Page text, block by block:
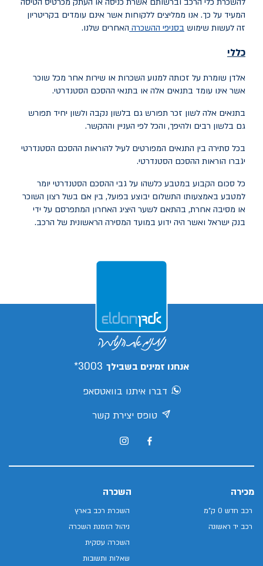
המעיד על כך. אנו ממליצים ללקוחות אשר אינם עומדים בקריטריון
זה לעשות שימוש בסניפי ההשכרה האחרים שלנו.
כללי
אלדן שומרת על זכותה למנוע השכרות או שירות אחר מכל שוכר
אשר אינו עומד בתנאים אלה או בתנאי ההסכם הסטנדרטי.
בתנאים אלה לשון זכר תפורש גם בלשון נקבה ולשון יחיד תפורש
גם בלשון רבים ולהיפך, והכל לפי העניין וההקשר.
בכל סתירה בין התנאים המפורטים לעיל להוראות ההסכם הסטנדרטי
יגברו הוראות ההסכם הסטנדרטי.
כל סכום הקבוע במטבע כלשהו על גבי ההסכם הסטנדרטי יומר
למטבע באמצעותו התשלום יבוצע בפועל, בין אם בשל רצון השוכר
או מסיבה אחרת, בהתאם לשער היציג האחרון המתפרסם על ידי
בנק ישראל ואשר היה ידוע במועד המסירה הראשונית של הרכב.
אנחנו זמינים בשבילך 3003*
דברו איתנו בוואטסאפ
טופס יצירת קשר
מכירה
רכב חדש 0 ק"מ
רכב יד ראשונה
השכרה
השכרת רכב בארץ
ניהול הזמנת השכרה
השכרה עסקית
שאלות ותשובות